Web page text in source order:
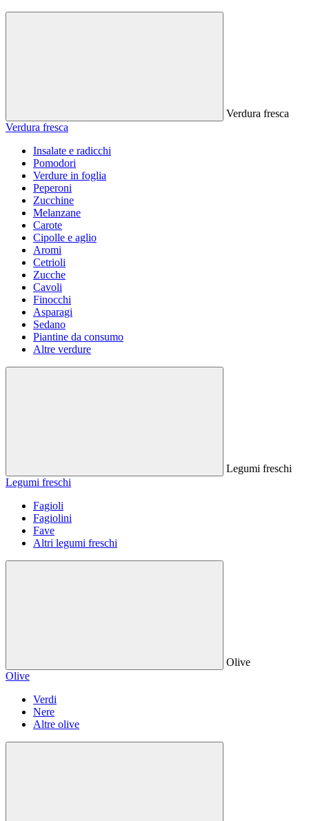
Verdura fresca
Verdura fresca
Insalate e radicchi
Pomodori
Verdure in foglia
Peperoni
Zucchine
Melanzane
Carote
Cipolle e aglio
Aromi
Cetrioli
Zucche
Cavoli
Finocchi
Asparagi
Sedano
Piantine da consumo
Altre verdure
Legumi freschi
Legumi freschi
Fagioli
Fagiolini
Fave
Altri legumi freschi
Olive
Olive
Verdi
Nere
Altre olive